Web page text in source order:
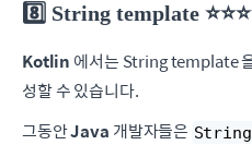
8️⃣ String template
Kotlin 에서는 String template
성할 수 있습니다.
그동안Java 개발자들은